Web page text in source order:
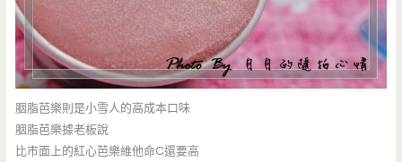
胭脂芭樂則是小雪人的高成本口味
胭脂芭樂據老板說
比市面上的紅心芭樂維他命C還要高